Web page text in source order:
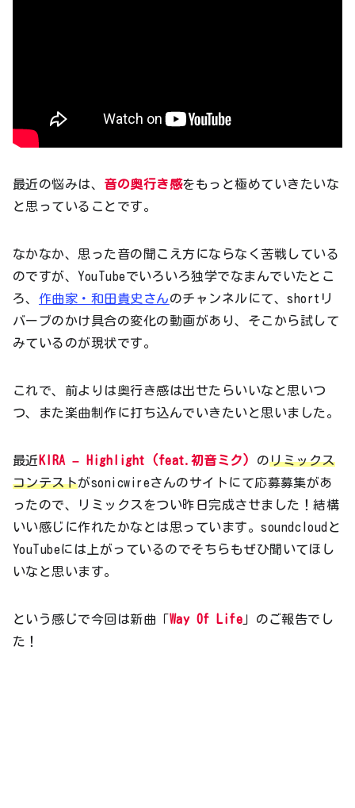
最近の悩みは、 音の奥行き感をもっと極めていきたいな
と思っていることです。
なかなか、思った音の聞こえ方にならなく苦戦している
のですが、YouTubeでいろいろ独学でなまんでいたとこ
ろ、 作曲家・和田貴史さんのチャンネルにて、shortリ
バーブのかけ具合の変化の動画があり、そこから試して
みているのが現状です。
これで、前よりは奥行き感は出せたらいいなと思いつ
つ、また楽曲制作に打ち込んでいきたいと思いました。
最近KIRA – Highlight (feat.初音ミク) のリミックス
コンテストがsonicwireさんのサイトにて応募募集があ
ったので、リミックスをつい昨日完成させました！結構
いい感じに作れたかなとは思っています。soundcloudと
YouTubeには上がっているのでそちらもぜひ聞いてほし
いなと思います。
という感じで今回は新曲「Way Of Life 」のご報告でし
た！